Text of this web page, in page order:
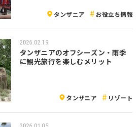
タンザニア お役立ち情報
2026.02.19
タンザニアのオフシーズン・雨季
に観光旅行を楽しむメリット
タンザニア リゾート